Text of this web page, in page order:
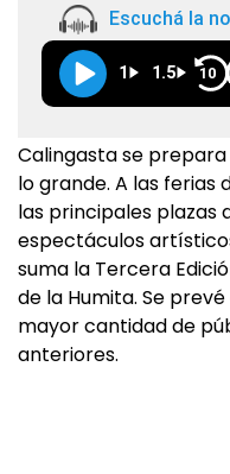
Escuchá la
1 1.5 10
Calingasta se
lo grande. A las ferias
las principales plazas
espectáculos
suma la Tercera
de la Humita. Se
mayor cantidad de
anteriores.